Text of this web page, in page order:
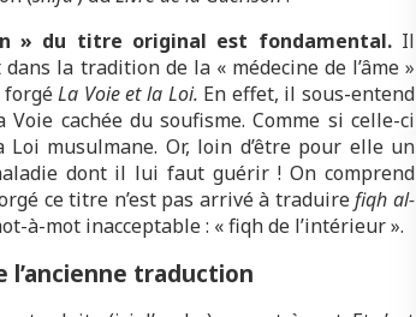
» du titre original est fondamental.Il
la tradition de la « médecine de l’âme »
forgéLa Voie et la Loi. En effet, il sous-entend
cachée du soufisme. Comme si celle-ci
musulmane. Or, loin d’être pour elle un
dont il lui faut guérir ! On comprend
ce titre n’est pas arrivé à traduirefiqh al-
à-mot inacceptable : « fiqh de l’intérieur ».
l’ancienne traduction